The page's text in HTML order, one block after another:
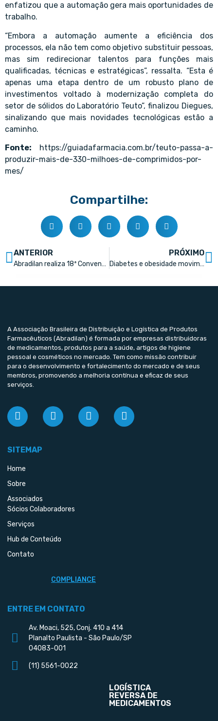
enfatizou que a automação gera mais oportunidades de
trabalho.
“Embora a automação aumente a eficiência dos
processos, ela não tem como objetivo substituir pessoas,
mas sim redirecionar talentos para funções mais
qualificadas, técnicas e estratégicas”, ressalta. “Esta é
apenas uma etapa dentro de um robusto plano de
investimentos voltado à modernização completa do
setor de sólidos do Laboratório Teuto”, finalizou Diegues,
sinalizando que mais novidades tecnológicas estão a
caminho.
Fonte:
https://guiadafarmacia.com.br/teuto-passa-a-
produzir-mais-de-330-milhoes-de-comprimidos-por-
mes/
Compartilhe:
ANTERIOR
Abradilan realiza 18ª Convenção e reforça conexões no setor farmacêutico
PRÓXIMO
Diabetes e obesidade movimentam R$ 13,2 bi nas farmácias
A Associação Brasileira de Distribuição e Logística de Produtos
Farmacêuticos (Abradilan) é formada por empresas distribuidoras
de medicamentos, produtos para a saúde, artigos de higiene
pessoal e cosméticos no mercado. Tem como missão contribuir
para o desenvolvimento e fortalecimento do mercado e de seus
membros, promovendo a melhoria contínua e eficaz de seus
serviços.
SITEMAP
Home
Sobre
Associados
Sócios Colaboradores
Serviços
Hub de Conteúdo
Contato
COMPLIANCE
ENTRE EM CONTATO
Av. Moaci, 525, Conj. 410 a 414
Planalto Paulista - São Paulo/SP
04083-001
(11) 5561-0022
LOGÍSTICA
REVERSA DE
MEDICAMENTOS